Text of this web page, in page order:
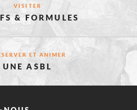
VISITER
& FORMULES
ET ANIMER
UNE ASBL